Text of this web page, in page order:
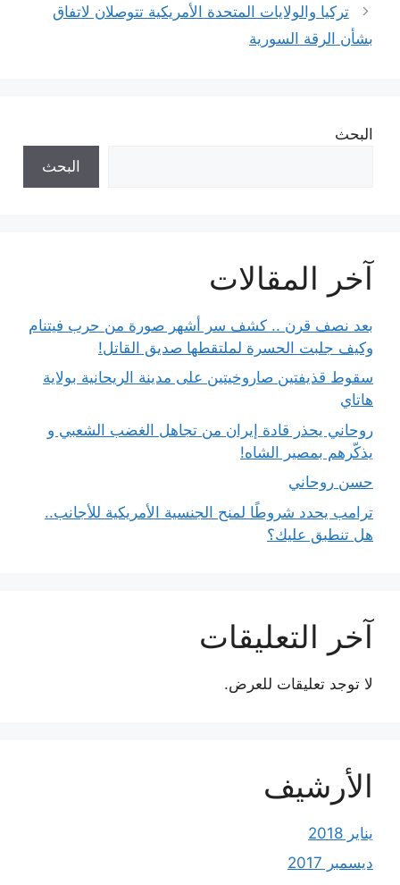
تركيا والولايات المتحدة الأمريكية تتوصلان لاتفاق
بشأن الرقة السورية
البحث
البحث
آخر المقالات
بعد نصف قرن .. كشف سر أشهر صورة من حرب فيتنام
وكيف جلبت الحسرة لملتقطها صديق القاتل!
سقوط قذيفتين صاروخيتين على مدينة الريحانية بولاية
هاتاي
روحاني يحذر قادة إيران من تجاهل الغضب الشعبي و
يذكّرهم بمصير الشاه!
حسن روحاني
ترامب يحدد شروطًا لمنح الجنسية الأمريكية للأجانب..
هل تنطبق عليك؟
آخر التعليقات
لا توجد تعليقات للعرض.
الأرشيف
يناير 2018
ديسمبر 2017